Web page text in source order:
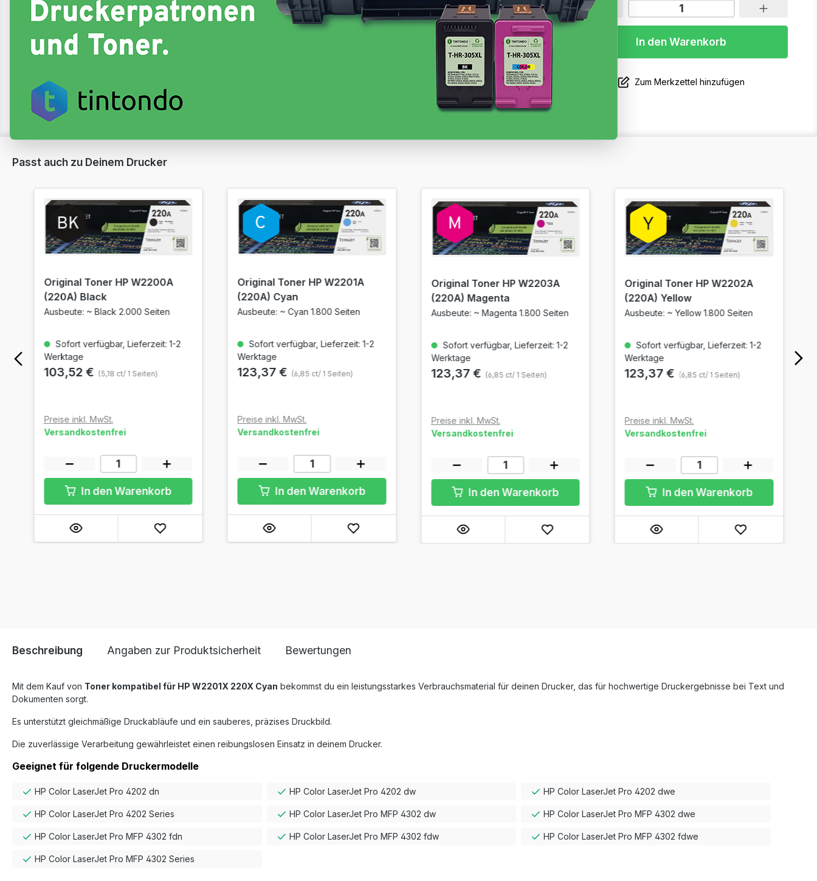
Sofort verfügbar, Lieferzeit: 1-2 Werktage
Sofort verfügbar, Lieferzeit: 1-2 Werktage
Sofort verfügbar, Lieferzeit: 1-2 Werktage
Weitere Variationen anzeigen
In den Warenkorb
Zum Merkzettel hinzufügen
Passt auch zu Deinem Drucker
Original Toner HP W2200A
(220A) Black
Ausbeute: ~ Black 2.000 Seiten
Sofort verfügbar, Lieferzeit: 1-2
Werktage
103,52 € (5,18 ct/ 1 Seiten)
Preise inkl. MwSt.
Versandkostenfrei
In den Warenkorb
Original Toner HP W2201A
(220A) Cyan
Ausbeute: ~ Cyan 1.800 Seiten
Sofort verfügbar, Lieferzeit: 1-2
Werktage
123,37 € (6,85 ct/ 1 Seiten)
Preise inkl. MwSt.
Versandkostenfrei
In den Warenkorb
Original Toner HP W2203A
(220A) Magenta
Ausbeute: ~ Magenta 1.800 Seiten
Sofort verfügbar, Lieferzeit: 1-2
Werktage
123,37 € (6,85 ct/ 1 Seiten)
Preise inkl. MwSt.
Versandkostenfrei
In den Warenkorb
Original Toner HP W2202A
(220A) Yellow
Ausbeute: ~ Yellow 1.800 Seiten
Sofort verfügbar, Lieferzeit: 1-2
Werktage
123,37 € (6,85 ct/ 1 Seiten)
Preise inkl. MwSt.
Versandkostenfrei
In den Warenkorb
Beschreibung Angaben zur Produktsicherheit Bewertungen
Mit dem Kauf von Toner kompatibel für HP W2201X 220X Cyan bekommst du ein leistungsstarkes Verbrauchsmaterial für deinen Drucker, das für hochwertige Druckergebnisse bei Text und
Dokumenten sorgt.
Es unterstützt gleichmäßige Druckabläufe und ein sauberes, präzises Druckbild.
Die zuverlässige Verarbeitung gewährleistet einen reibungslosen Einsatz in deinem Drucker.
Geeignet für folgende Druckermodelle
HP Color LaserJet Pro 4202 dn HP Color LaserJet Pro 4202 dw HP Color LaserJet Pro 4202 dwe
HP Color LaserJet Pro 4202 Series HP Color LaserJet Pro MFP 4302 dw HP Color LaserJet Pro MFP 4302 dwe
HP Color LaserJet Pro MFP 4302 fdn HP Color LaserJet Pro MFP 4302 fdw HP Color LaserJet Pro MFP 4302 fdwe
HP Color LaserJet Pro MFP 4302 Series